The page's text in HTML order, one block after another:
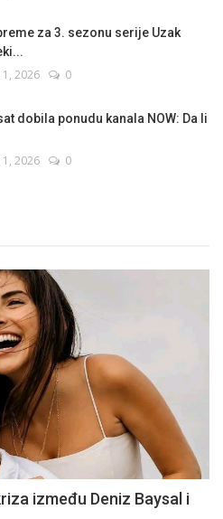
za 3. sezonu serije Uzak
1, 2026 0
dobila ponudu kanala NOW: Da li
1, 2026 0
između Deniz Baysal i